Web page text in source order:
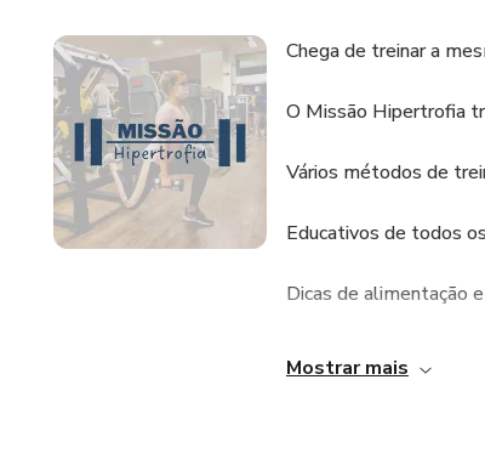
Chega de treinar a
O Missão Hipertrofia
Vários métodos de
Educativos de todos
Dicas de alimentação
Substituições de
Mostrar mais